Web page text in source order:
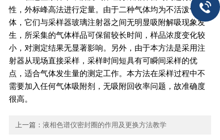
性，外标峰高法进行定量。由于二种气体均为不活泼气
体，它们与采样器玻璃注射器之间无明显吸附解吸现象发
生，所采集的气体样品可保留较长时间，样品浓度变化较
小，对测定结果无显著影响。另外，由于本方法是采用注
射器从现场直接采样，采样时间短具有可瞬间采样的优
点，适合气体发生量的测定工作。本方法在采样过程中不
需要加入任何气体吸附剂，无吸附回收率问题，故准确度
很高。
上一篇：液相色谱仪密封圈的作用及更换方法教学